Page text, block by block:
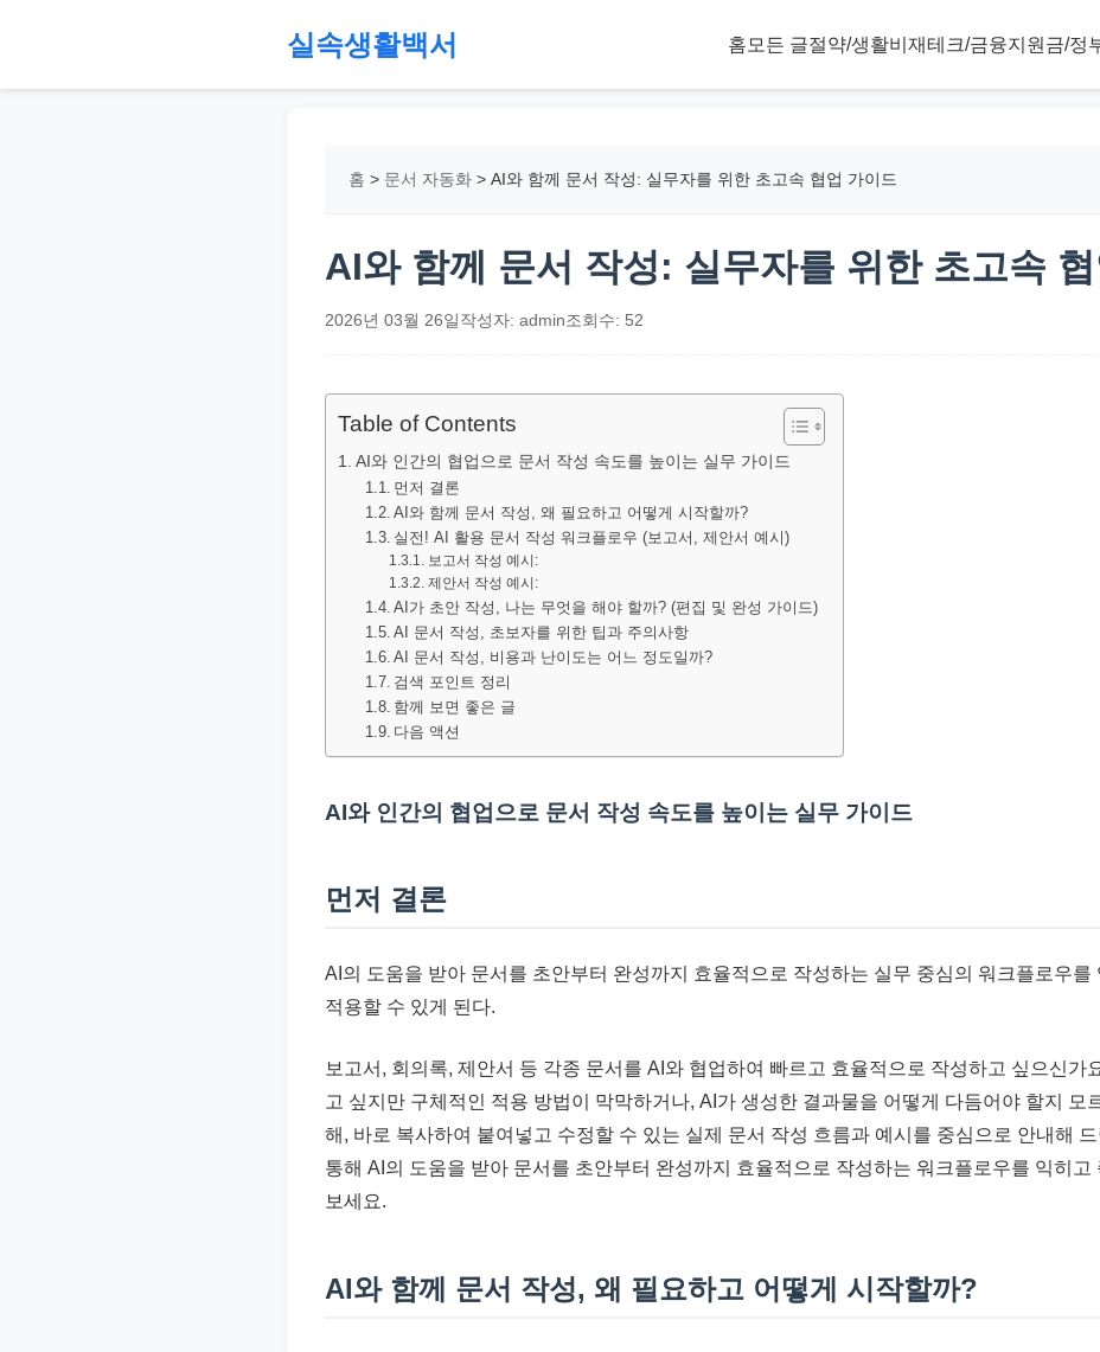
실속생활백서
절
홈 모든 글절약/생활비 재테크/금융지원금/정
홈 > 문서 자동화 > AI와 함께 문서 작성: 실무자를 위한 초고속 협업 가이드
AI와 함께 문서 작성: 실무자를 위한 초고속
2026년 03월 26일작성자: admin조회수: 52
Table of Contents
AI와 인간의 협업으로 문서 작성 속도를 높이는 실무 가이드
먼저 결론
AI와 함께 문서 작성, 왜 필요하고 어떻게 시작할까?
실전! AI 활용 문서 작성 워크플로우 (보고서, 제안서 예시)
보고서 작성 예시:
제안서 작성 예시:
AI가 초안 작성, 나는 무엇을 해야 할까? (편집 및 완성 가이드)
AI 문서 작성, 초보자를 위한 팁과 주의사항
AI 문서 작성, 비용과 난이도는 어느 정도일까?
검색 포인트 정리
함께 보면 좋은 글
다음 액션
AI와 인간의 협업으로 문서 작성 속도를 높이는 실무 가이드
먼저 결론
AI의 도움을 받아 문서를 초안부터 완성까지 효율적으로 작성하는 실무 중심의 워크플로우를
적용할 수 있게 된다.
보고서, 회의록, 제안서 등 각종 문서를 AI와 협업하여 빠르고 효율적으로 작성하고 싶으신가
고 싶지만 구체적인 적용 방법이 막막하거나, AI가 생성한 결과물을 어떻게 다듬어야 할지 모
해, 바로 복사하여 붙여넣고 수정할 수 있는 실제 문서 작성 흐름과 예시를 중심으로 안내해
통해 AI의 도움을 받아 문서를 초안부터 완성까지 효율적으로 작성하는 워크플로우를 익히고
보세요.
AI와 함께 문서 작성, 왜 필요하고 어떻게 시작할까?